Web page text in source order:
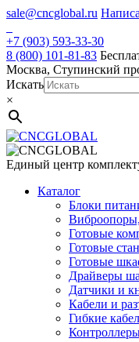
Skip
content
sale@cncglobal.ru
+7 (903) 593-33-30
8 (800) 101-81-83
Москва, Ступинский
Искать
×
Единый центр
Каталог
Блоки
Готовые
Готовые
Готовые
Драйверы
Датчики и
Кабели и
Гибкие